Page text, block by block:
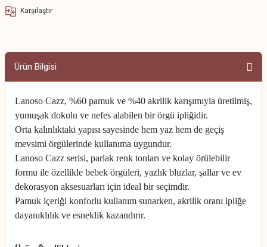
Karşılaştır
Ürün Bilgisi
Lanoso Cazz, %60 pamuk ve %40 akrilik karışımıyla üretilmiş,
yumuşak dokulu ve nefes alabilen bir örgü ipliğidir.
Orta kalınlıktaki yapısı sayesinde hem yaz hem de geçiş
mevsimi örgülerinde kullanıma uygundur.
Lanoso Cazz serisi, parlak renk tonları ve kolay örülebilir
formu ile özellikle bebek örgüleri, yazlık bluzlar, şallar ve ev
dekorasyon aksesuarları için ideal bir seçimdir.
Pamuk içeriği konforlu kullanım sunarken, akrilik oranı ipliğe
dayanıklılık ve esneklik kazandırır.